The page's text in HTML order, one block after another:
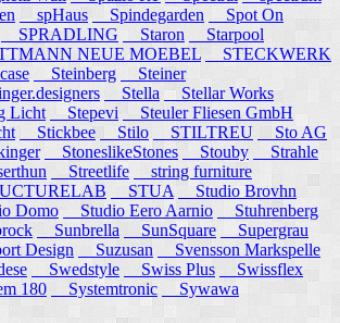
spHaus Spindegarden
Spot On
SPRADLING Staron
Starpool
NEUE MOEBEL
STECKWERK
Steinberg
Steiner
Stella Stellar Works
Licht
Stepevi
Steuler Fliesen GmbH
Stickbee Stilo STILTREU
Sto AG
StoneslikeStones Stouby
Strahle
Streetlife
string furniture
STUA
Studio Brovhn
Domo
Studio Eero Aarnio
Stuhrenberg
Sunbrella SunSquare
Supergrau
Design
Suzusan
Svensson Markspelle
Swedstyle Swiss Plus
Swissflex
180
Systemtronic Sywawa